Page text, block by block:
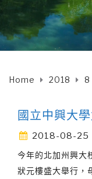
Home 2018 8
國立中興大
2018-08-25
今年的北加州興
狀元樓盛大舉行，